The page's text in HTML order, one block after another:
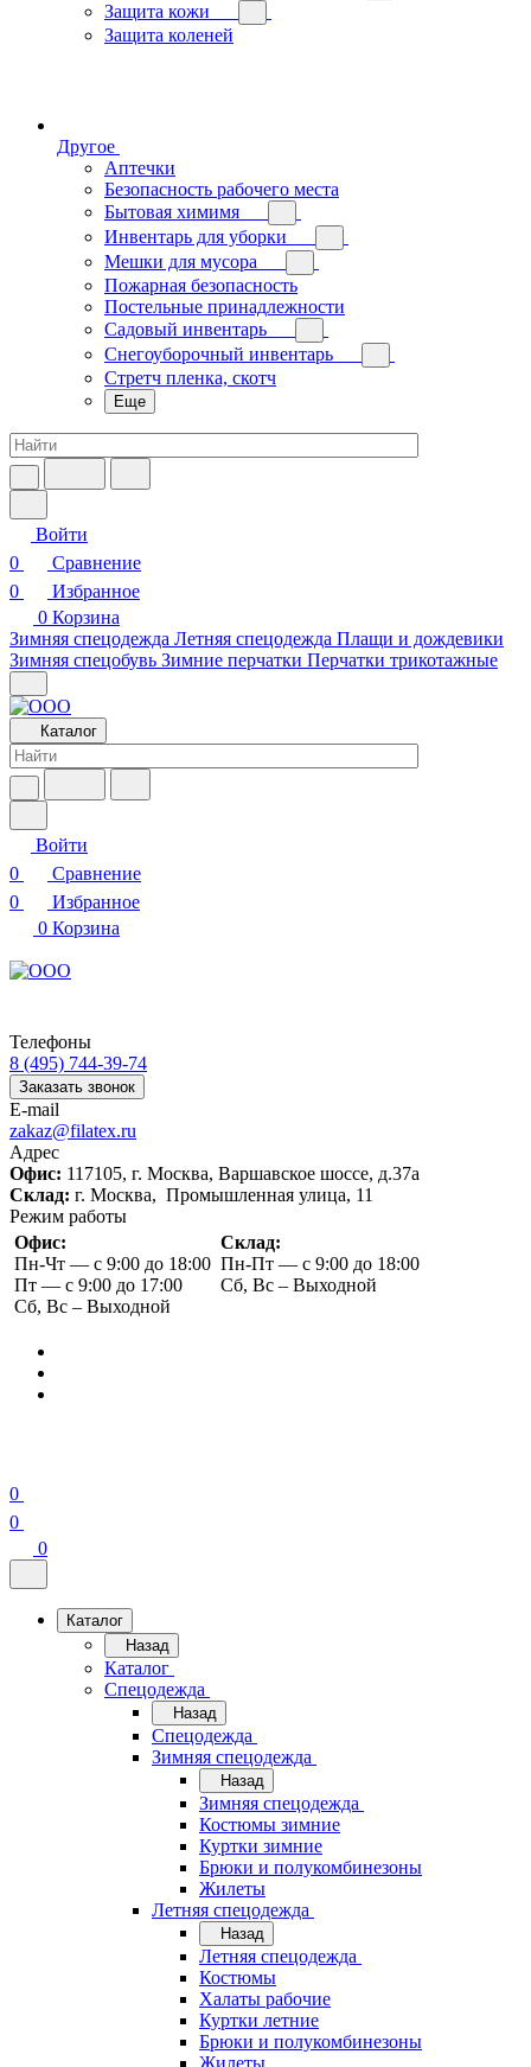
Защита кожи
Защита коленей
Другое
Аптечки
Безопасность рабочего места
Бытовая химимя
Инвентарь для уборки
Мешки для мусора
Пожарная безопасность
Постельные принадлежности
Садовый инвентарь
Снегоуборочный инвентарь
Стретч пленка, скотч
Еще
Войти
0
Сравнение
0
Избранное
0 Корзина
Зимняя спецодежда Летняя спецодежда Плащи и дождевики
Зимняя спецобувь Зимние перчатки Перчатки трикотажные
Каталог
Войти
0
Сравнение
0
Избранное
0 Корзина
Телефоны
8 (495) 744-39-74
Заказать звонок
E-mail
zakaz@filatex.ru
Адрес
Офис: 117105, г. Москва, Варшавское шоссе, д.37а
Склад: г. Москва, Промышленная улица, 11
Режим работы
Офис:
Пн-Чт — с 9:00 до 18:00
Пт — с 9:00 до 17:00
Сб, Вс – Выходной
Склад:
Пн-Пт — с 9:00 до 18:00
Сб, Вс – Выходной
0
0
0
Каталог
Назад
Каталог
Спецодежда
Назад
Спецодежда
Зимняя спецодежда
Назад
Зимняя спецодежда
Костюмы зимние
Куртки зимние
Брюки и полукомбинезоны
Жилеты
Летняя спецодежда
Назад
Летняя спецодежда
Костюмы
Халаты рабочие
Куртки летние
Брюки и полукомбинезоны
Жилеты